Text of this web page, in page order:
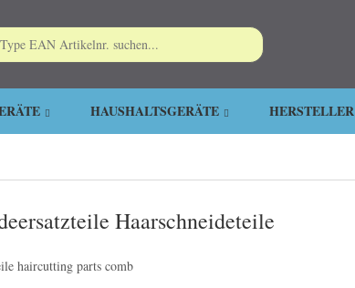
HAUSHALTSGERÄTE HERSTELLER
Haarschneideteile
haircutting parts comb